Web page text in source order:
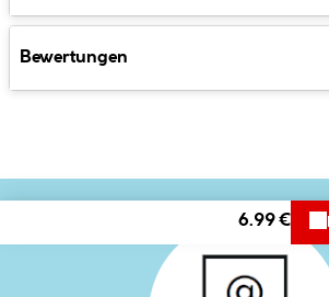
Bewertungen
6.99 €